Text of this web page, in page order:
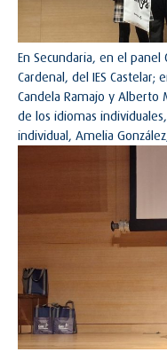
En Secundaria, en el
Cardenal, del IES
Candela Ramajo y Alberto
de los idiomas
individual, Amelia